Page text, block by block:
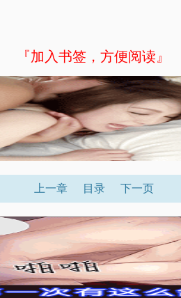
『加入书签，方便阅读』
上一章 目录 下一页